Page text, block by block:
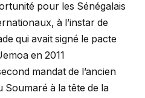
pour les Sénégalais
à l’instar de
qui avait signé le pacte
en 2011
mandat de l’ancien
Soumaré à la tête de la